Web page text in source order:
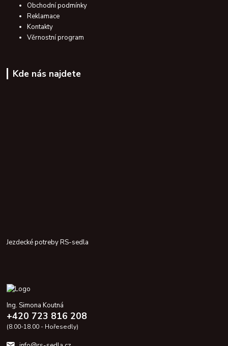
Obchodní podmínky
Reklamace
Kontakty
Věrnostní program
Kde nás najdete
Jezdecké potreby RS-sedla
Ing. Simona Koutná
+420 723 816 208
(8.00-18.00 - Hořesedly)